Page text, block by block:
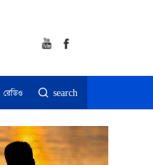
রেডিও search